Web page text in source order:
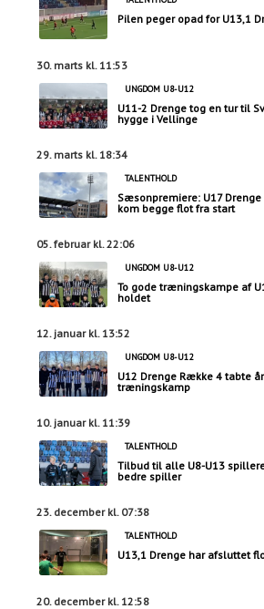
Pilen peger opad for U13,1
30. marts kl. 11:53
UNGDOM U8-U12
U11-2 Drenge tog en tur til
hygge i Vellinge
29. marts kl. 18:34
TALENTHOLD
Sæsonpremiere: U17 Drenge
kom begge flot fra start
05. februar kl. 22:06
UNGDOM U8-U12
To gode træningskampe af
holdet
12. januar kl. 13:52
UNGDOM U8-U12
U12 Drenge Række 4 tabte
træningskamp
10. januar kl. 11:39
TALENTHOLD
Tilbud til alle U8-U13
bedre spiller
23. december kl. 07:38
TALENTHOLD
U13,1 Drenge har afsluttet
20. december kl. 12:58